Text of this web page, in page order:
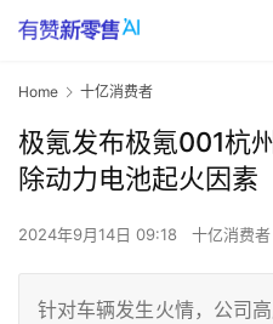
Home 十亿消费者
极氪发布极氪001杭
除动力电池起火因素
2024年9月14日 09:18 十亿消费者
针对车辆发生火情，公司